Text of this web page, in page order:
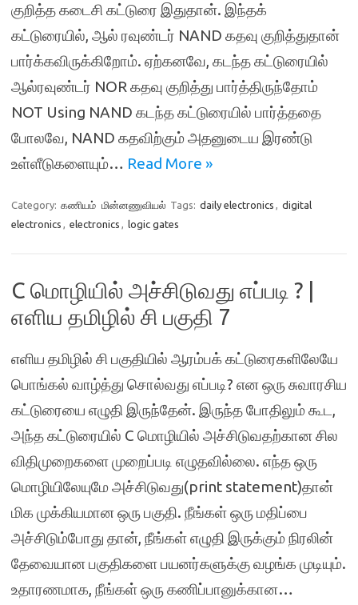
குறித்த கடைசி கட்டுரை இதுதான். இந்தக்
கட்டுரையில், ஆல் ரவுண்டர் NAND கதவு குறித்துதான்
பார்க்கவிருக்கிறோம். ஏற்கனவே, கடந்த கட்டுரையில்
ஆல்ரவுண்டர் NOR கதவு குறித்து பார்த்திருந்தோம்
NOT Using NAND கடந்த கட்டுரையில் பார்த்ததை
போலவே, NAND கதவிற்கும் அதனுடைய இரண்டு
உள்ளீடுகளையும்… Read More »
Category: கணியம் மின்னணுவியல் Tags: daily electronics , digital
electronics , electronics , logic gates
C மொழியில் அச்சிடுவது எப்படி ? |
எளிய தமிழில் சி பகுதி 7
எளிய தமிழில் சி பகுதியில் ஆரம்பக் கட்டுரைகளிலேயே
பொங்கல் வாழ்த்து சொல்வது எப்படி? என ஒரு சுவாரசிய
கட்டுரையை எழுதி இருந்தேன். இருந்த போதிலும் கூட,
அந்த கட்டுரையில் C மொழியில் அச்சிடுவதற்கான சில
விதிமுறைகளை முறைப்படி எழுதவில்லை. எந்த ஒரு
மொழியிலேயுமே அச்சிடுவது(print statement)தான்
மிக முக்கியமான ஒரு பகுதி. நீங்கள் ஒரு மதிப்பை
அச்சிடும்போது தான், நீங்கள் எழுதி இருக்கும் நிரலின்
தேவையான பகுதிகளை பயனர்களுக்கு வழங்க முடியும்.
உதாரணமாக, நீங்கள் ஒரு கணிப்பானுக்கான…